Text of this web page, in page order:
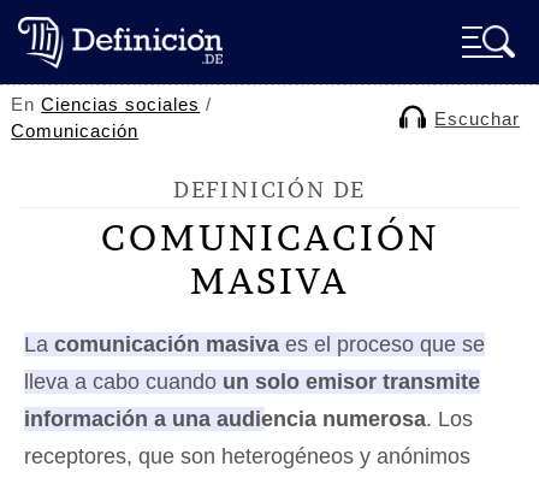
EnCiencias sociales /
Comunicación
Escuchar
DEFINICIÓN DE
COMUNICACIÓN
MASIVA
La comunicación masiva es el proceso que se
lleva a cabo cuando un solo emisor transmite
información a una audiencia numerosa. Los
receptores, que son heterogéneos y anónimos